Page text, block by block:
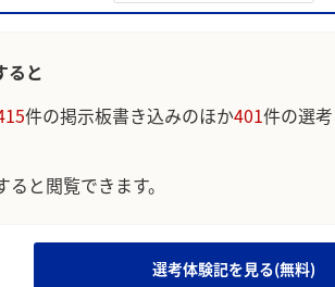
ると
件の掲示板書き込みのほか401件の選考
ると閲覧できます。
選考体験記を見る(無料)